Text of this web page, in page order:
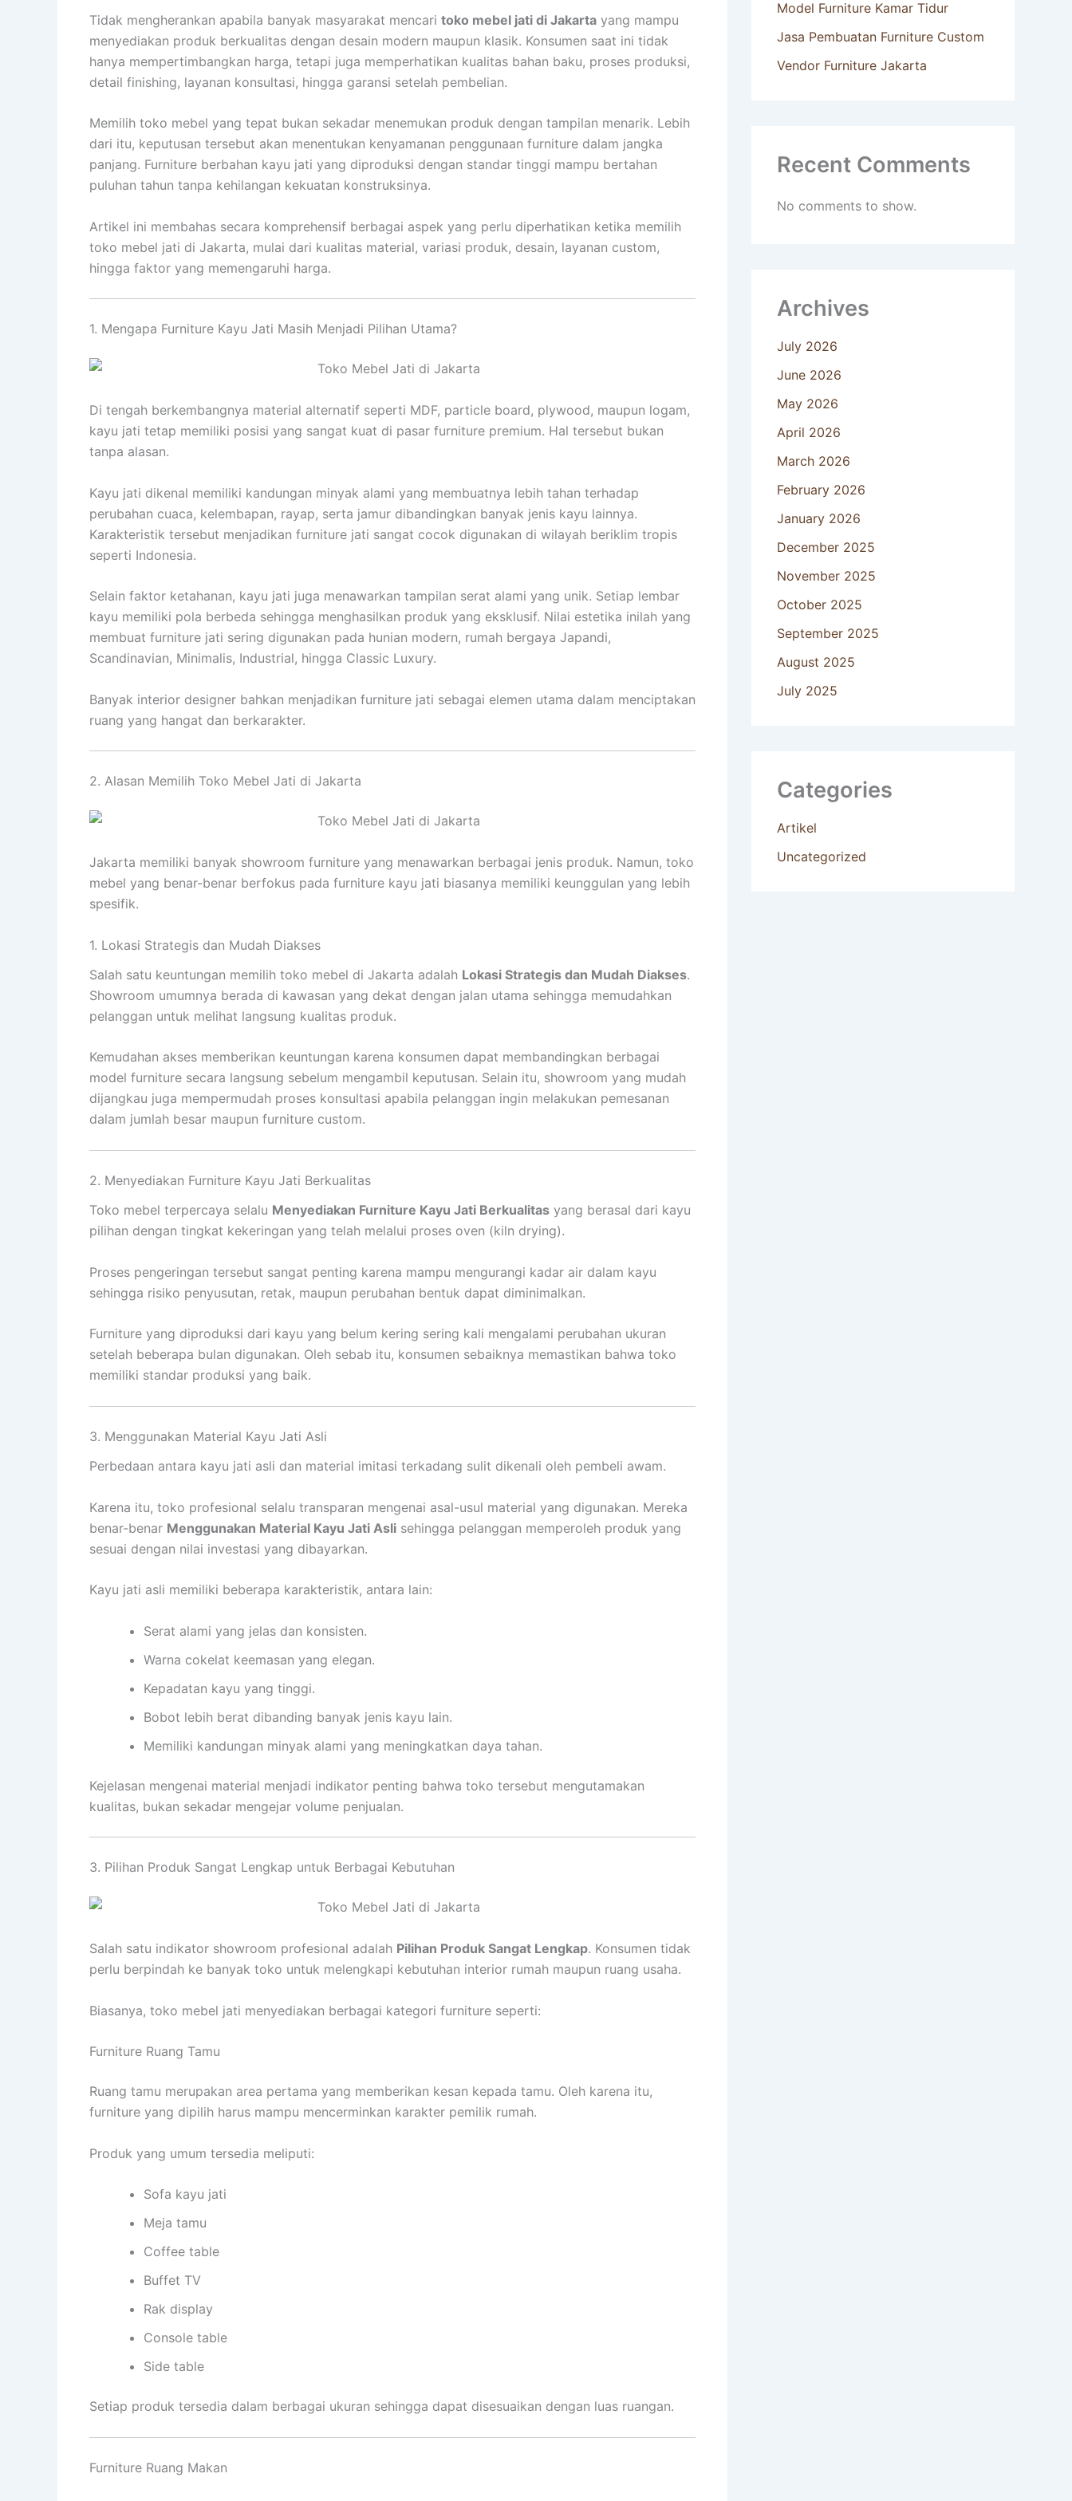
Tidak mengherankan apabila banyak masyarakat mencari toko mebel jati di Jakarta yang mampu
menyediakan produk berkualitas dengan desain modern maupun klasik. Konsumen saat ini tidak
hanya mempertimbangkan harga, tetapi juga memperhatikan kualitas bahan baku, proses produksi,
detail finishing, layanan konsultasi, hingga garansi setelah pembelian.
Memilih toko mebel yang tepat bukan sekadar menemukan produk dengan tampilan menarik. Lebih
dari itu, keputusan tersebut akan menentukan kenyamanan penggunaan furniture dalam jangka
panjang. Furniture berbahan kayu jati yang diproduksi dengan standar tinggi mampu bertahan
puluhan tahun tanpa kehilangan kekuatan konstruksinya.
Artikel ini membahas secara komprehensif berbagai aspek yang perlu diperhatikan ketika memilih
toko mebel jati di Jakarta, mulai dari kualitas material, variasi produk, desain, layanan custom,
hingga faktor yang memengaruhi harga.
1. Mengapa Furniture Kayu Jati Masih Menjadi Pilihan Utama?
Di tengah berkembangnya material alternatif seperti MDF, particle board, plywood, maupun logam,
kayu jati tetap memiliki posisi yang sangat kuat di pasar furniture premium. Hal tersebut bukan
tanpa alasan.
Kayu jati dikenal memiliki kandungan minyak alami yang membuatnya lebih tahan terhadap
perubahan cuaca, kelembapan, rayap, serta jamur dibandingkan banyak jenis kayu lainnya.
Karakteristik tersebut menjadikan furniture jati sangat cocok digunakan di wilayah beriklim tropis
seperti Indonesia.
Selain faktor ketahanan, kayu jati juga menawarkan tampilan serat alami yang unik. Setiap lembar
kayu memiliki pola berbeda sehingga menghasilkan produk yang eksklusif. Nilai estetika inilah yang
membuat furniture jati sering digunakan pada hunian modern, rumah bergaya Japandi,
Scandinavian, Minimalis, Industrial, hingga Classic Luxury.
Banyak interior designer bahkan menjadikan furniture jati sebagai elemen utama dalam menciptakan
ruang yang hangat dan berkarakter.
2. Alasan Memilih Toko Mebel Jati di Jakarta
Jakarta memiliki banyak showroom furniture yang menawarkan berbagai jenis produk. Namun, toko
mebel yang benar-benar berfokus pada furniture kayu jati biasanya memiliki keunggulan yang lebih
spesifik.
1. Lokasi Strategis dan Mudah Diakses
Salah satu keuntungan memilih toko mebel di Jakarta adalah Lokasi Strategis dan Mudah Diakses.
Showroom umumnya berada di kawasan yang dekat dengan jalan utama sehingga memudahkan
pelanggan untuk melihat langsung kualitas produk.
Kemudahan akses memberikan keuntungan karena konsumen dapat membandingkan berbagai
model furniture secara langsung sebelum mengambil keputusan. Selain itu, showroom yang mudah
dijangkau juga mempermudah proses konsultasi apabila pelanggan ingin melakukan pemesanan
dalam jumlah besar maupun furniture custom.
2. Menyediakan Furniture Kayu Jati Berkualitas
Toko mebel terpercaya selalu Menyediakan Furniture Kayu Jati Berkualitas yang berasal dari kayu
pilihan dengan tingkat kekeringan yang telah melalui proses oven (kiln drying).
Proses pengeringan tersebut sangat penting karena mampu mengurangi kadar air dalam kayu
sehingga risiko penyusutan, retak, maupun perubahan bentuk dapat diminimalkan.
Furniture yang diproduksi dari kayu yang belum kering sering kali mengalami perubahan ukuran
setelah beberapa bulan digunakan. Oleh sebab itu, konsumen sebaiknya memastikan bahwa toko
memiliki standar produksi yang baik.
3. Menggunakan Material Kayu Jati Asli
Perbedaan antara kayu jati asli dan material imitasi terkadang sulit dikenali oleh pembeli awam.
Karena itu, toko profesional selalu transparan mengenai asal-usul material yang digunakan. Mereka
benar-benar Menggunakan Material Kayu Jati Asli sehingga pelanggan memperoleh produk yang
sesuai dengan nilai investasi yang dibayarkan.
Kayu jati asli memiliki beberapa karakteristik, antara lain:
Serat alami yang jelas dan konsisten.
Warna cokelat keemasan yang elegan.
Kepadatan kayu yang tinggi.
Bobot lebih berat dibanding banyak jenis kayu lain.
Memiliki kandungan minyak alami yang meningkatkan daya tahan.
Kejelasan mengenai material menjadi indikator penting bahwa toko tersebut mengutamakan
kualitas, bukan sekadar mengejar volume penjualan.
3. Pilihan Produk Sangat Lengkap untuk Berbagai Kebutuhan
Salah satu indikator showroom profesional adalah Pilihan Produk Sangat Lengkap. Konsumen tidak
perlu berpindah ke banyak toko untuk melengkapi kebutuhan interior rumah maupun ruang usaha.
Biasanya, toko mebel jati menyediakan berbagai kategori furniture seperti:
Furniture Ruang Tamu
Ruang tamu merupakan area pertama yang memberikan kesan kepada tamu. Oleh karena itu,
furniture yang dipilih harus mampu mencerminkan karakter pemilik rumah.
Produk yang umum tersedia meliputi:
Sofa kayu jati
Meja tamu
Coffee table
Buffet TV
Rak display
Console table
Side table
Setiap produk tersedia dalam berbagai ukuran sehingga dapat disesuaikan dengan luas ruangan.
Furniture Ruang Makan
Model Furniture Kamar Tidur
Jasa Pembuatan Furniture Custom
Vendor Furniture Jakarta
Recent Comments
No comments to show.
Archives
July 2026
June 2026
May 2026
April 2026
March 2026
February 2026
January 2026
December 2025
November 2025
October 2025
September 2025
August 2025
July 2025
Categories
Artikel
Uncategorized